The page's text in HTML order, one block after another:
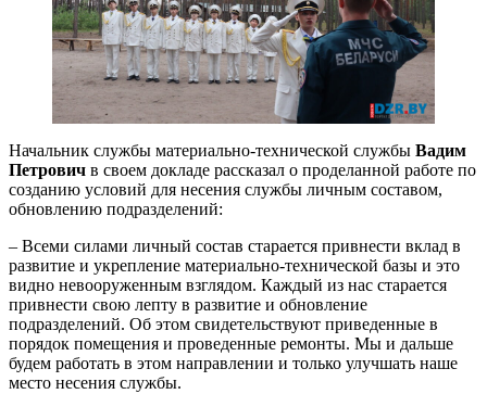
Начальник службы материально-технической службы Вадим
Петрович в своем докладе рассказал о проделанной работе по
созданию условий для несения службы личным составом,
обновлению подразделений:
– Всеми силами личный состав старается привнести вклад в
развитие и укрепление материально-технической базы и это
видно невооруженным взглядом. Каждый из нас старается
привнести свою лепту в развитие и обновление
подразделений. Об этом свидетельствуют приведенные в
порядок помещения и проведенные ремонты. Мы и дальше
будем работать в этом направлении и только улучшать наше
место несения службы.